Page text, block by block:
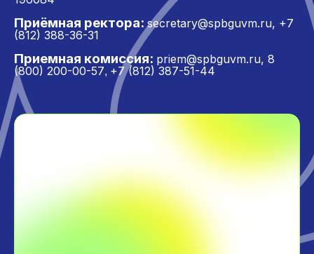
Приёмная ректора: secretary@spbguvm.ru, +7
(812) 388-36-31
Приемная комиссия: priem@spbguvm.ru, 8
(800) 200-00-57, +7 (812) 387-51-44